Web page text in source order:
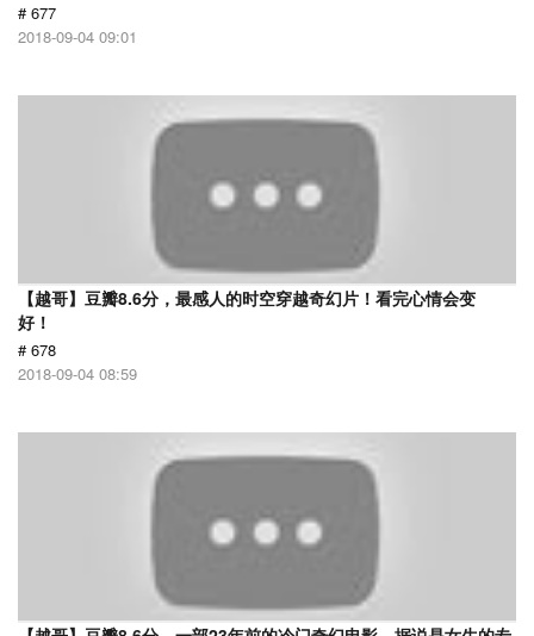
# 677
2018-09-04 09:01
【越哥】豆瓣8.6分，最感人的时空穿越奇幻片！看完心情会变
好！
# 678
2018-09-04 08:59